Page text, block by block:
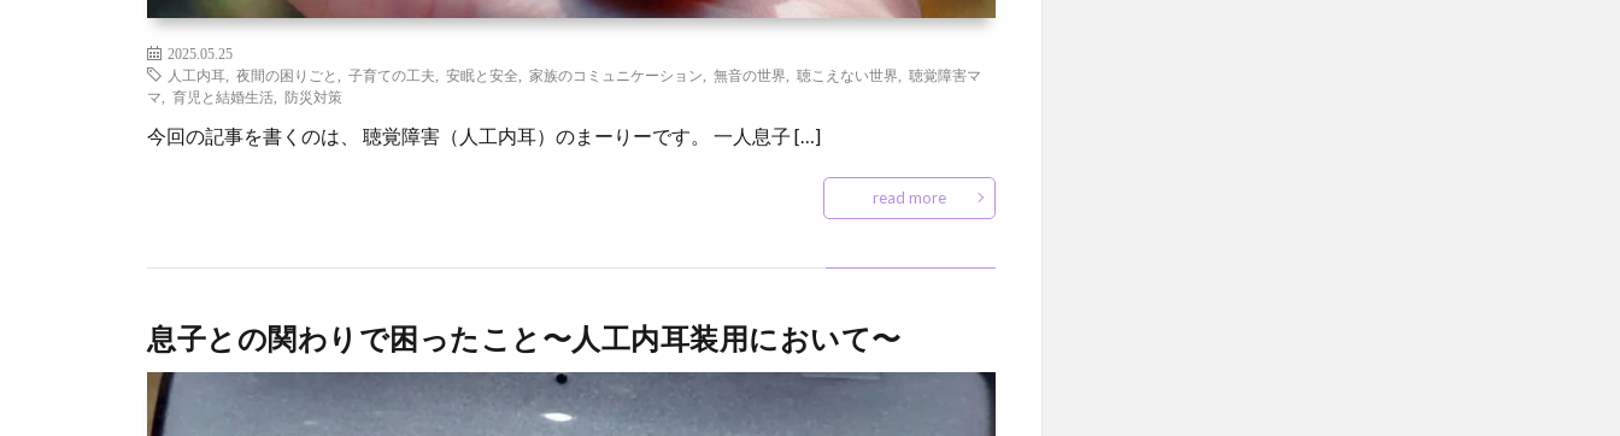
2025.05.25
人工内耳
夜間の困りごと 子育ての工夫 安眠と安全 家族のコミュニケーション 無音の世界 聴こえない世界
聴覚障害マ
マ
育児と結婚生活 防災対策
今回の記事を書くのは、 聴覚障害（人工内耳）のまーりーです。 一人息子 […]
read more
息子との関わりで困ったこと〜人工内耳装用において〜